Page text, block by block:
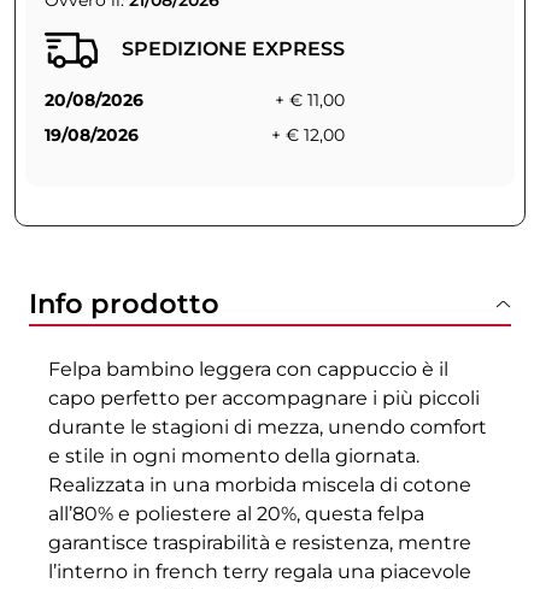
SPEDIZIONE EXPRESS
20/08/2026
+ € 11,00
19/08/2026
+ € 12,00
Info prodotto
Felpa bambino leggera con cappuccio è il
capo perfetto per accompagnare i più piccoli
durante le stagioni di mezza, unendo comfort
e stile in ogni momento della giornata.
Realizzata in una morbida miscela di cotone
all’80% e poliestere al 20%, questa felpa
garantisce traspirabilità e resistenza, mentre
l’interno in french terry regala una piacevole